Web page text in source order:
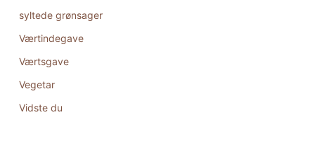
syltede grønsager
Værtindegave
Værtsgave
Vegetar
Vidste du